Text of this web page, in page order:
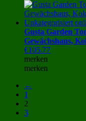
Gusta Garden
Gewächshaus,
€105.77
merken
merken
←
1
2
3